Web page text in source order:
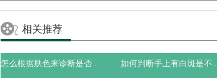
相关推荐
怎么根据肤色来诊断是否.. 如何判断手上有白斑是不..